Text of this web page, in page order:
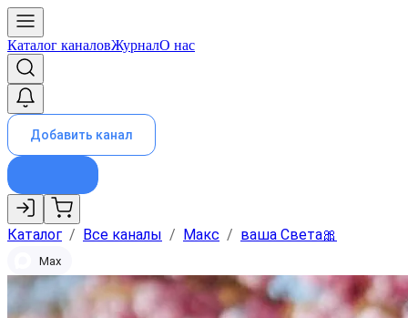
Каталог каналовЖурналО нас
Добавить канал
Каталог / Все каналы / Макс / ваша Света🎀
Max